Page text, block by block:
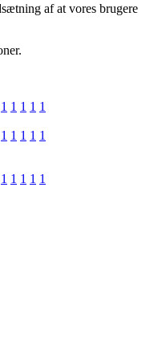
af at vores brugere
1 1 1 1 1
1 1 1 1 1
1 1 1 1 1